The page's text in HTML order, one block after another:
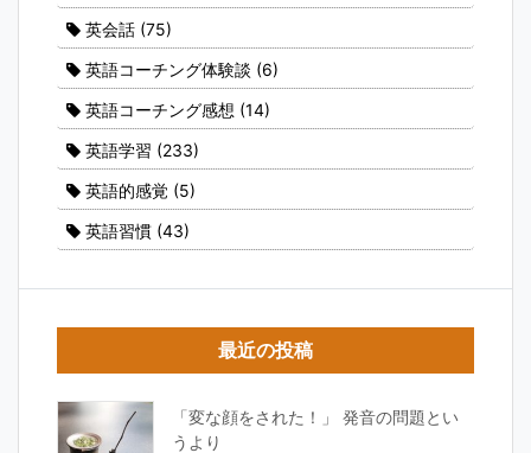
英会話 (75)
英語コーチング体験談 (6)
英語コーチング感想 (14)
英語学習 (233)
英語的感覚 (5)
英語習慣 (43)
最近の投稿
「変な顔をされた！」 発音の問題とい
うより